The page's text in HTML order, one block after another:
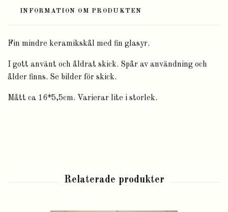
INFORMATION OM PRODUKTEN
Fin mindre keramikskål med fin glasyr.
I gott använt och åldrat skick. Spår av användning och
ålder finns. Se bilder för skick.
Mått ca 16*5,5cm. Varierar lite i storlek.